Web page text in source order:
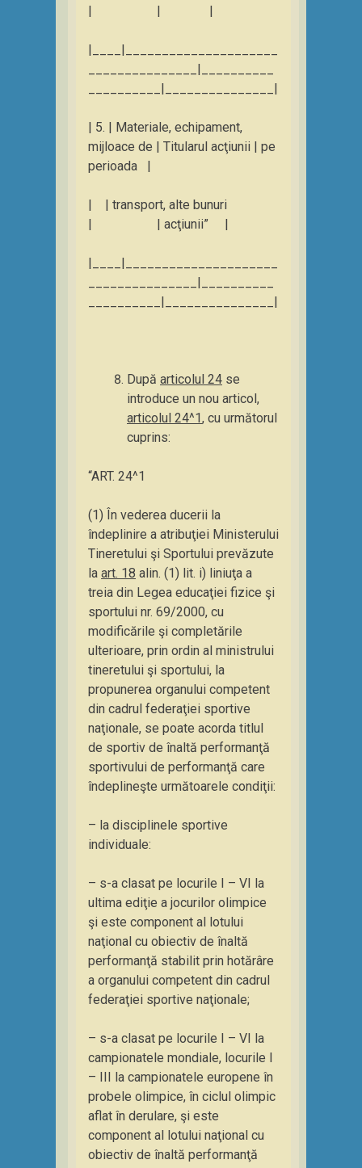
| | |
|____|_____________________
_______________|__________
__________|_______________|
| 5. | Materiale, echipament,
mijloace de | Titularul acţiunii | pe
perioada |
| | transport, alte bunuri
| | acţiunii” |
|____|_____________________
_______________|__________
__________|_______________|
După articolul 24 se
introduce un nou articol,
articolul 24^1, cu următorul
cuprins:
“ART. 24^1
(1) În vederea ducerii la
îndeplinire a atribuţiei Ministerului
Tineretului şi Sportului prevăzute
la art. 18 alin. (1) lit. i) liniuţa a
treia din Legea educaţiei fizice şi
sportului nr. 69/2000, cu
modificările şi completările
ulterioare, prin ordin al ministrului
tineretului şi sportului, la
propunerea organului competent
din cadrul federaţiei sportive
naţionale, se poate acorda titlul
de sportiv de înaltă performanţă
sportivului de performanţă care
îndeplineşte următoarele condiţii:
– la disciplinele sportive
individuale:
– s-a clasat pe locurile I – VI la
ultima ediţie a jocurilor olimpice
şi este component al lotului
naţional cu obiectiv de înaltă
performanţă stabilit prin hotărâre
a organului competent din cadrul
federaţiei sportive naţionale;
– s-a clasat pe locurile I – VI la
campionatele mondiale, locurile I
– III la campionatele europene în
probele olimpice, în ciclul olimpic
aflat în derulare, şi este
component al lotului naţional cu
obiectiv de înaltă performanţă